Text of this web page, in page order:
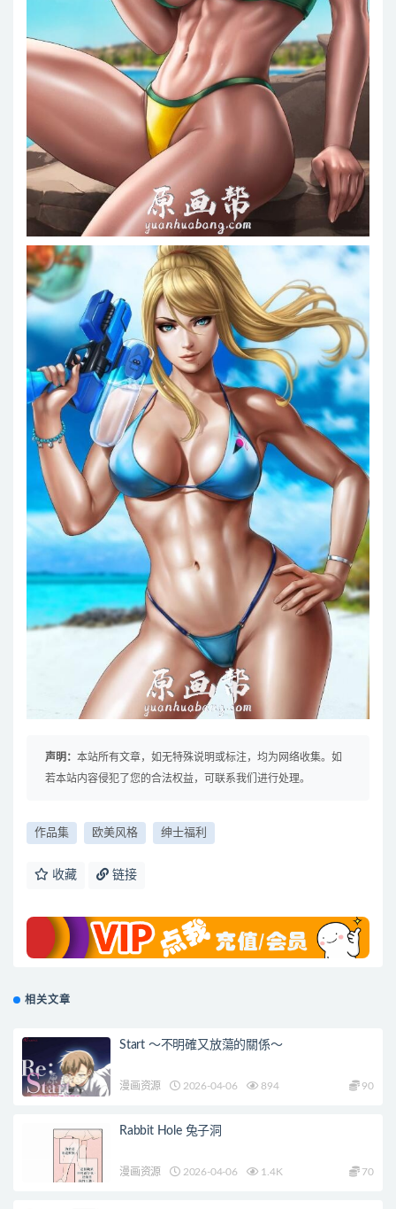
声明： 本站所有文章，如无特殊说明或标注，均为网络收集。如
若本站内容侵犯了您的合法权益，可联系我们进行处理。
作品集 欧美风格 绅士福利
收藏 链接
相关文章
Start ～不明確又放蕩的關係～
漫画资源 2026-04-06 894 90
Rabbit Hole 兔子洞
漫画资源 2026-04-06 1.4K 70